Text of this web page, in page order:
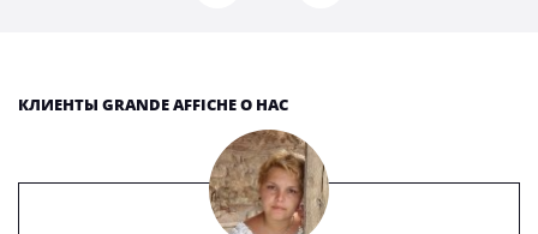
КЛИЕНТЫ GRANDE AFFICHE О НАС